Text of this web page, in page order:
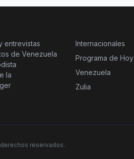
entrevistas
de Venezuela
la
Internacionales
Programa de Hoy
Venezuela
Zulia
reservados.